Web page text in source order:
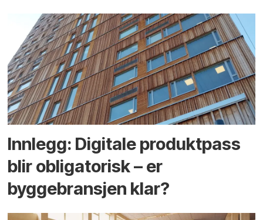
Innlegg: Digitale produktpass
blir obligatorisk – er
byggebransjen klar?